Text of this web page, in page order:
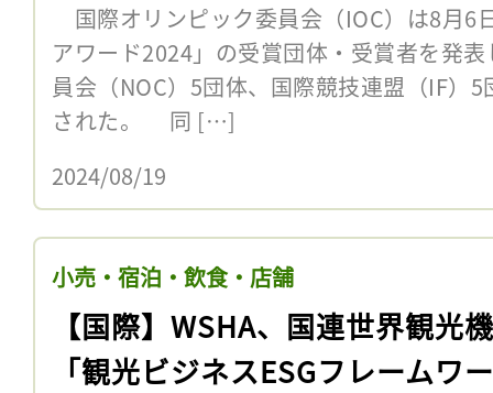
国際オリンピック委員会（IOC）は8月6
アワード2024」の受賞団体・受賞者を発
員会（NOC）5団体、国際競技連盟（IF）
された。 同 […]
2024/08/19
小売・宿泊・飲食・店舗
【国際】WSHA、国連世界観光
「観光ビジネスESGフレームワ